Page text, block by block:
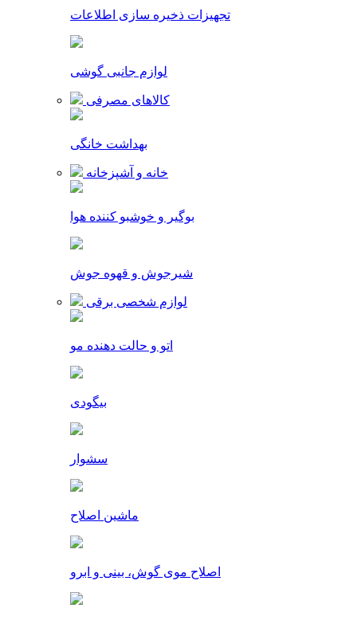
تجهیزات ذخیره سازی اطلاعات
لوازم جانبی گوشی
کالاهای مصرفی
بهداشت خانگی
خانه و آشپزخانه
بوگیر و خوشبو کننده هوا
شیرجوش و قهوه جوش
لوازم شخصی برقی
اتو و حالت دهنده مو
بیگودی
سشوار
ماشین اصلاح
اصلاح موی گوش، بینی و ابرو